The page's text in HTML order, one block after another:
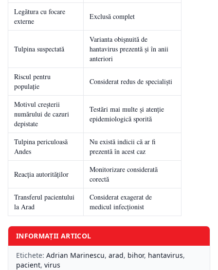
Legătura cu focare
externe
Exclusă complet
Tulpina suspectată
Varianta obișnuită de
hantavirus prezentă și în anii
anteriori
Riscul pentru
populație
Considerat redus de specialiști
Motivul creșterii
numărului de cazuri
depistate
Testări mai multe și atenție
epidemiologică sporită
Tulpina periculoasă
Andes
Nu există indicii că ar fi
prezentă în acest caz
Reacția autorităților
Monitorizare considerată
corectă
Transferul pacientului
la Arad
Considerat exagerat de
medicul infecționist
INFORMAȚII ARTICOL
Etichete: Adrian Marinescu, arad, bihor, hantavirus,
pacient, virus